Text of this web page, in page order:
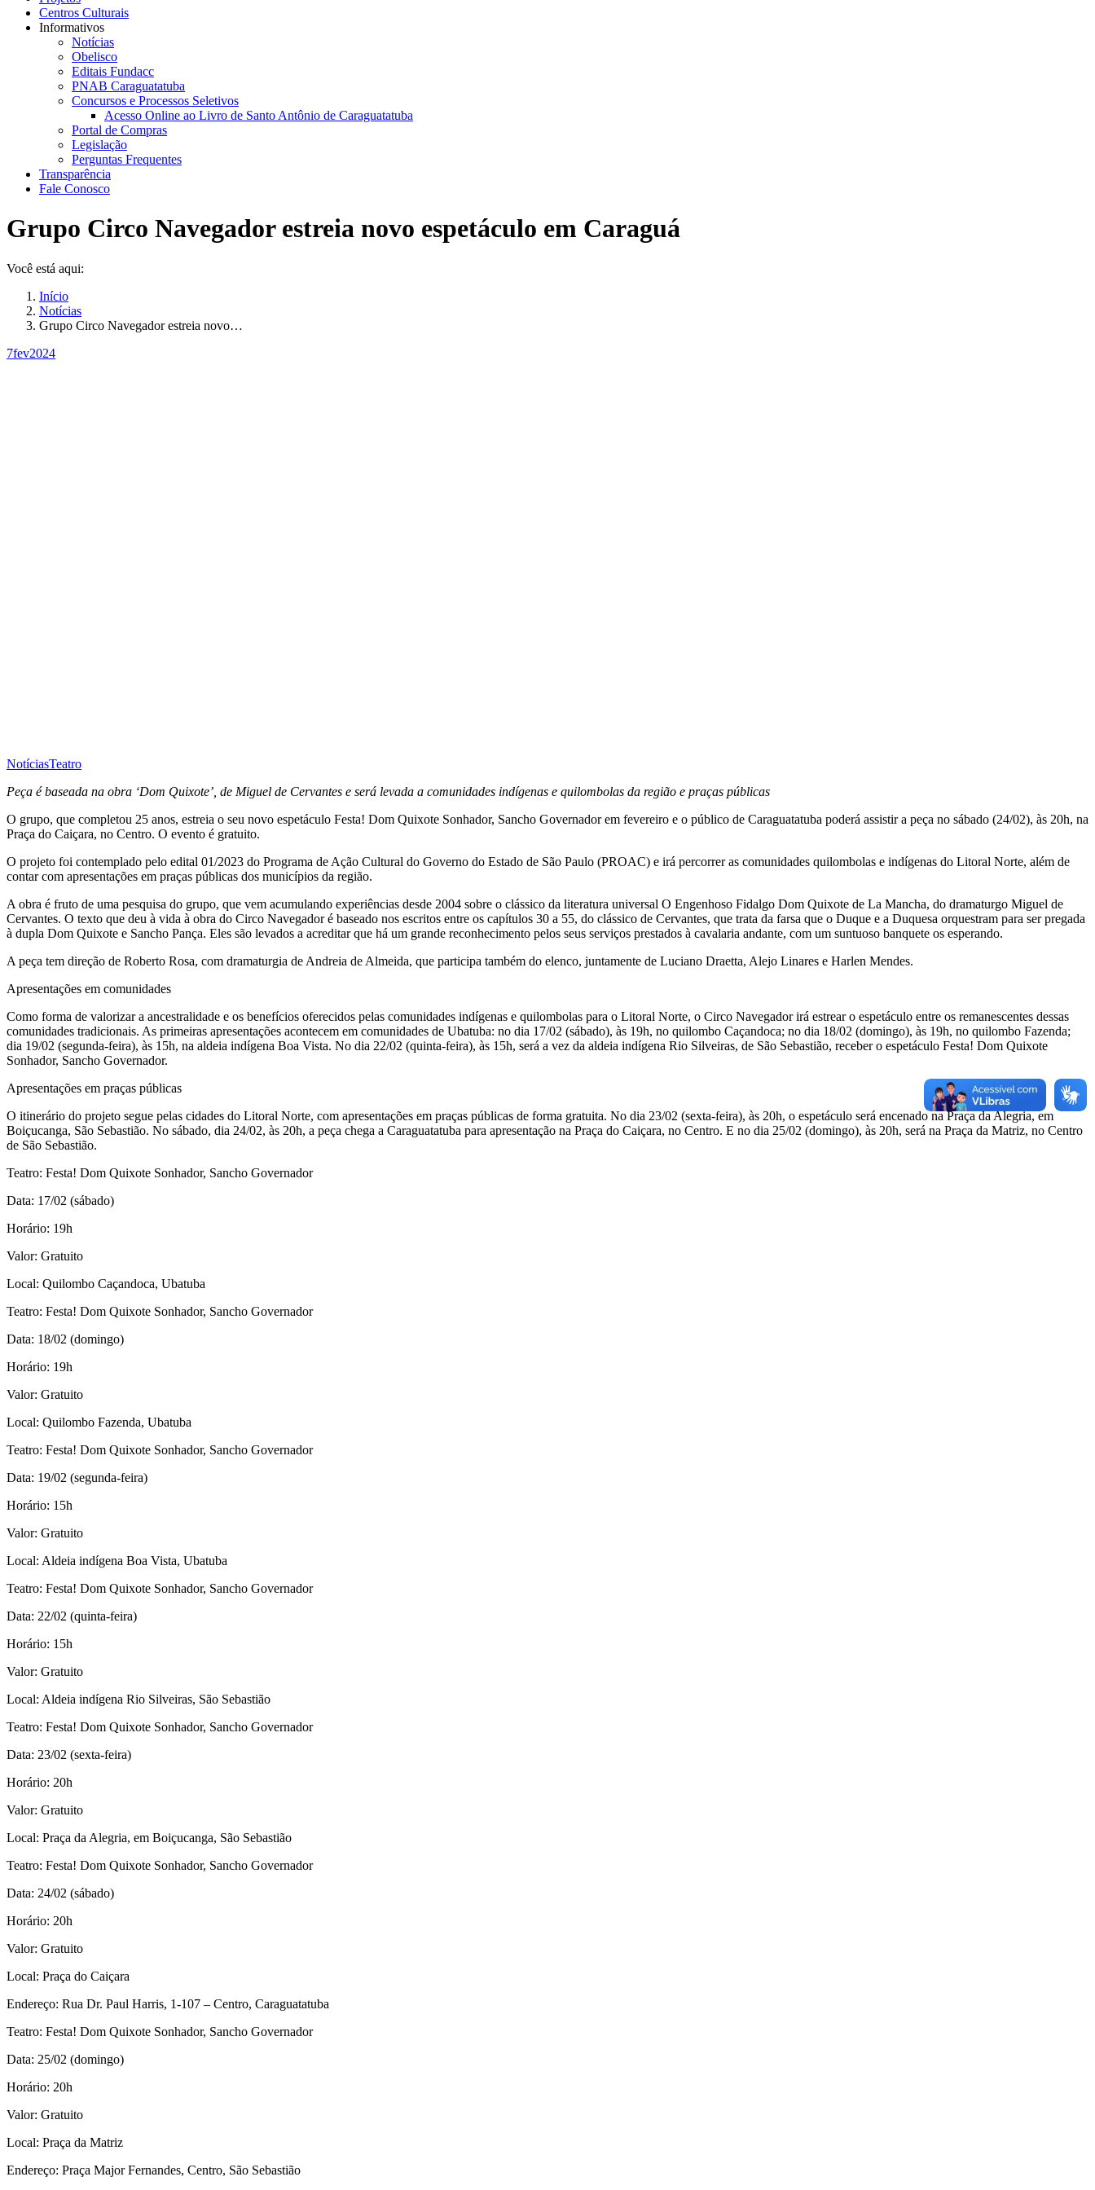
Centros Culturais
Informativos
Notícias
Obelisco
Editais Fundacc
PNAB Caraguatatuba
Concursos e Processos Seletivos
Acesso Online ao Livro de Santo Antônio de Caraguatatuba
Portal de Compras
Legislação
Perguntas Frequentes
Transparência
Fale Conosco
Grupo Circo Navegador estreia novo espetáculo em Caraguá
Você está aqui:
Início
Notícias
Grupo Circo Navegador estreia novo…
7fev2024
NotíciasTeatro
Peça é baseada na obra ‘Dom Quixote’, de Miguel de Cervantes e será levada a comunidades indígenas e quilombolas da região e praças públicas
O grupo, que completou 25 anos, estreia o seu novo espetáculo Festa! Dom Quixote Sonhador, Sancho Governador em fevereiro e o público de Caraguatatuba poderá assistir a peça no sábado (24/02), às 20h, na
Praça do Caiçara, no Centro. O evento é gratuito.
O projeto foi contemplado pelo edital 01/2023 do Programa de Ação Cultural do Governo do Estado de São Paulo (PROAC) e irá percorrer as comunidades quilombolas e indígenas do Litoral Norte, além de
contar com apresentações em praças públicas dos municípios da região.
A obra é fruto de uma pesquisa do grupo, que vem acumulando experiências desde 2004 sobre o clássico da literatura universal O Engenhoso Fidalgo Dom Quixote de La Mancha, do dramaturgo Miguel de
Cervantes. O texto que deu à vida à obra do Circo Navegador é baseado nos escritos entre os capítulos 30 a 55, do clássico de Cervantes, que trata da farsa que o Duque e a Duquesa orquestram para ser pregada
à dupla Dom Quixote e Sancho Pança. Eles são levados a acreditar que há um grande reconhecimento pelos seus serviços prestados à cavalaria andante, com um suntuoso banquete os esperando.
A peça tem direção de Roberto Rosa, com dramaturgia de Andreia de Almeida, que participa também do elenco, juntamente de Luciano Draetta, Alejo Linares e Harlen Mendes.
Apresentações em comunidades
Como forma de valorizar a ancestralidade e os benefícios oferecidos pelas comunidades indígenas e quilombolas para o Litoral Norte, o Circo Navegador irá estrear o espetáculo entre os remanescentes dessas
comunidades tradicionais. As primeiras apresentações acontecem em comunidades de Ubatuba: no dia 17/02 (sábado), às 19h, no quilombo Caçandoca; no dia 18/02 (domingo), às 19h, no quilombo Fazenda;
dia 19/02 (segunda-feira), às 15h, na aldeia indígena Boa Vista. No dia 22/02 (quinta-feira), às 15h, será a vez da aldeia indígena Rio Silveiras, de São Sebastião, receber o espetáculo Festa! Dom Quixote
Sonhador, Sancho Governador.
Apresentações em praças públicas
O itinerário do projeto segue pelas cidades do Litoral Norte, com apresentações em praças públicas de forma gratuita. No dia 23/02 (sexta-feira), às 20h, o espetáculo será encenado na Praça da Alegria, em
Boiçucanga, São Sebastião. No sábado, dia 24/02, às 20h, a peça chega a Caraguatatuba para apresentação na Praça do Caiçara, no Centro. E no dia 25/02 (domingo), às 20h, será na Praça da Matriz, no Centro
de São Sebastião.
Teatro: Festa! Dom Quixote Sonhador, Sancho Governador
Data: 17/02 (sábado)
Horário: 19h
Valor: Gratuito
Local: Quilombo Caçandoca, Ubatuba
Teatro: Festa! Dom Quixote Sonhador, Sancho Governador
Data: 18/02 (domingo)
Horário: 19h
Valor: Gratuito
Local: Quilombo Fazenda, Ubatuba
Teatro: Festa! Dom Quixote Sonhador, Sancho Governador
Data: 19/02 (segunda-feira)
Horário: 15h
Valor: Gratuito
Local: Aldeia indígena Boa Vista, Ubatuba
Teatro: Festa! Dom Quixote Sonhador, Sancho Governador
Data: 22/02 (quinta-feira)
Horário: 15h
Valor: Gratuito
Local: Aldeia indígena Rio Silveiras, São Sebastião
Teatro: Festa! Dom Quixote Sonhador, Sancho Governador
Data: 23/02 (sexta-feira)
Horário: 20h
Valor: Gratuito
Local: Praça da Alegria, em Boiçucanga, São Sebastião
Teatro: Festa! Dom Quixote Sonhador, Sancho Governador
Data: 24/02 (sábado)
Horário: 20h
Valor: Gratuito
Local: Praça do Caiçara
Endereço: Rua Dr. Paul Harris, 1-107 – Centro, Caraguatatuba
Teatro: Festa! Dom Quixote Sonhador, Sancho Governador
Data: 25/02 (domingo)
Horário: 20h
Valor: Gratuito
Local: Praça da Matriz
Endereço: Praça Major Fernandes, Centro, São Sebastião